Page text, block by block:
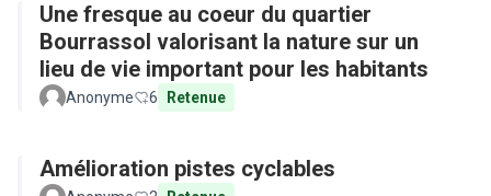
Une fresque au coeur du quartier
Bourrassol valorisant la nature sur un
lieu de vie important pour les habitants
Anonyme 6 Retenue
Amélioration pistes cyclables